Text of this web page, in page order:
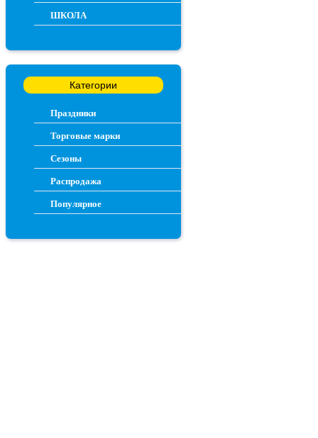
ШКОЛА
Категории
Праздники
Торговые марки
Сезоны
Распродажа
Популярное